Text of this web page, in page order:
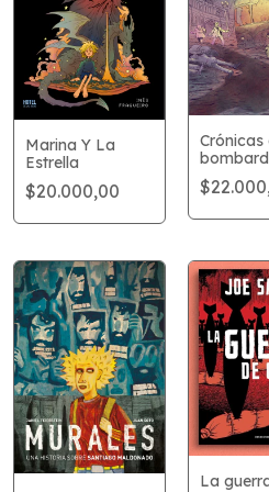
Marina Y La
Estrella
$20.000,00
Crónicas
La